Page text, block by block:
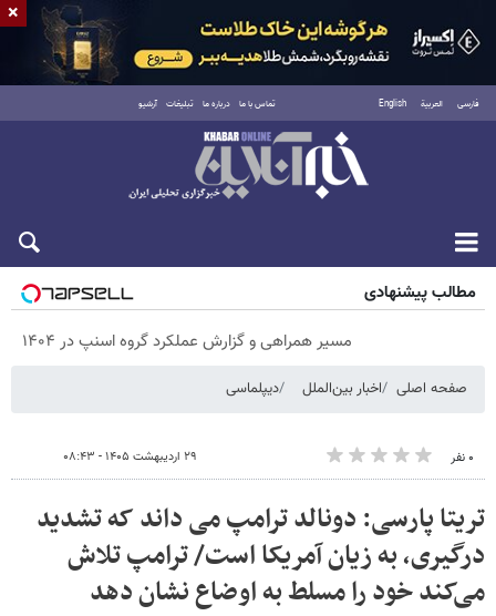
فارسی العربية English تماس با ما درباره ما تبلیغات آرشیو
پنجشنبه ۱۵ مرداد ۱۴۰۵
مطالب پیشنهادی
مسیر همراهی و گزارش عملکرد گروه اسنپ در ۱۴۰۴
صفحه اصلی اخبار بین‌الملل دیپلماسی
۰ نفر ۲۹ اردیبهشت ۱۴۰۵ - ۰۸:۴۳
تریتا پارسی: دونالد ترامپ می داند که تشدید
درگیری، به زیان آمریکا است/ ترامپ تلاش
می‌کند خود را مسلط به اوضاع نشان دهد
×